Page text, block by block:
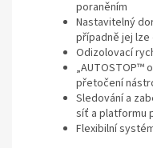
poraněním
Nastavitelný
případně jej
Odizolovací
„AUTOSTOP™
přetočení
Sledování a
síť a platformu
Flexibilní